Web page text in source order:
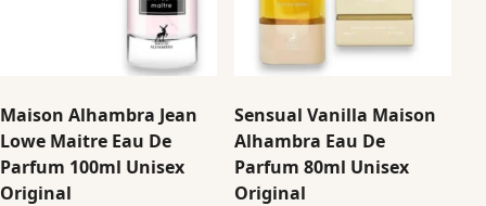
Maison Alhambra Jean
Lowe Maitre Eau De
Parfum 100ml Unisex
Original
Sensual Vanilla Maison
Alhambra Eau De
Parfum 80ml Unisex
Original